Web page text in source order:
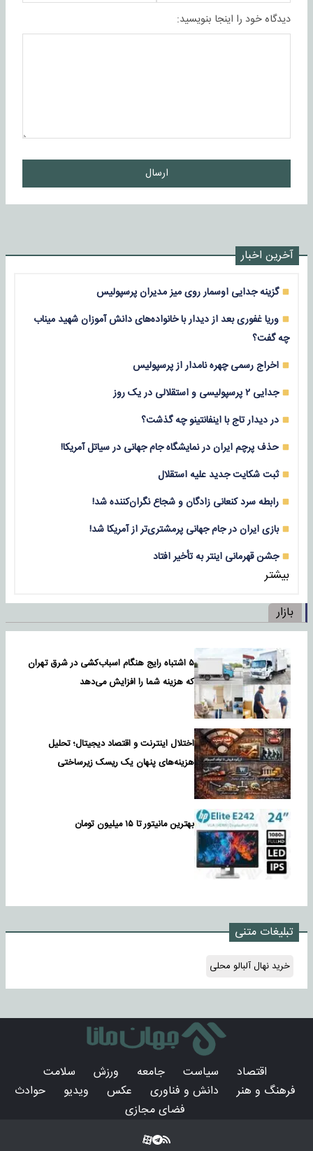
دیدگاه خود را اینجا بنویسید:
ارسال
آخرین اخبار
گزینه جدایی اوسمار روی میز مدیران پرسپولیس
وریا غفوری بعد از دیدار با خانواده‌های دانش آموزان شهید میناب
چه گفت؟
اخراج رسمی چهره نامدار از پرسپولیس
جدایی ۲ پرسپولیسی و استقلالی در یک روز
در دیدار تاج با اینفانتینو چه گذشت؟
حذف پرچم ایران در نمایشگاه جام جهانی در سیاتل آمریکا!
ثبت شکایت جدید علیه استقلال
رابطه سرد کنعانی زادگان و شجاع نگران‌کننده شد!
بازی‌ ایران در جام جهانی پرمشتری‌تر از آمریکا شد!
جشن قهرمانی اینتر به تأخیر افتاد
بیشتر
بازار
۵ اشتباه رایج هنگام اسباب‌کشی در شرق تهران
که هزینه شما را افزایش می‌دهد
اختلال اینترنت و اقتصاد دیجیتال؛ تحلیل
هزینه‌های پنهان یک ریسک زیرساختی
بهترین مانیتور تا ۱۵ میلیون تومان
تبلیغات متنی
خرید نهال آلبالو محلی
اقتصاد سیاست جامعه ورزش
سلامت
فرهنگ و هنر
دانش و فناوری عکس ویدیو
حوادث
فضای مجازی